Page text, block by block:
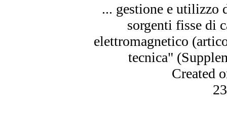
... gestione e utilizzo
sorgenti fisse di
elettromagnetico
tecnica"
Created